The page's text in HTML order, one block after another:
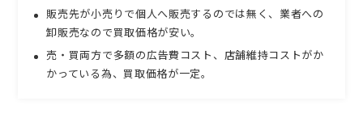
販売先が小売りで個人へ販売するのでは無く、業者への
卸販売なので買取価格が安い。
売・買両方で多額の広告費コスト、店舗維持コストがか
かっている為、買取価格が一定。